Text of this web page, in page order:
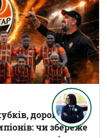
дорогі
чи збереже